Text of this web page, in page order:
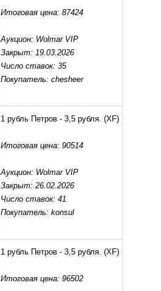
Итоговая цена: 87424
Аукцион: Wolmar VIP
Закрыт: 19.03.2026
Число ставок: 35
Покупатель: chesheer
1 рубль Петров - 3,5 рубля. (XF)
Итоговая цена: 90514
Аукцион: Wolmar VIP
Закрыт: 26.02.2026
Число ставок: 41
Покупатель: konsul
1 рубль Петров - 3,5 рубля. (XF)
Итоговая цена: 96502